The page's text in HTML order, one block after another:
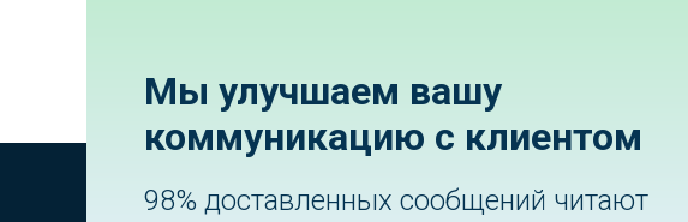
Мы улучшаем вашу
коммуникацию с клиентом
98% доставленных сообщений читают